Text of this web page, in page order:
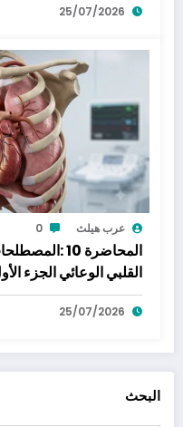
25/07/2026
عرب هيلث 0
المحاضرة 10
القلبي الوعائي الجزء
25/07/2026
البحث